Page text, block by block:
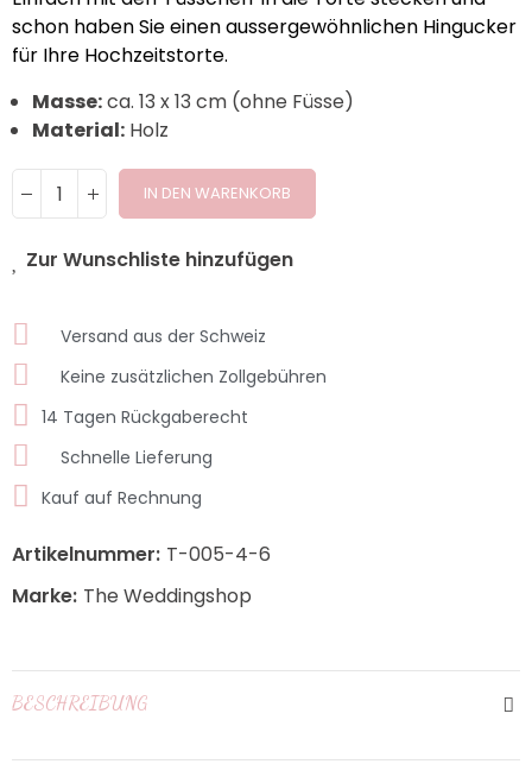
schon haben Sie einen aussergewöhnlichen Hingucker
für Ihre Hochzeitstorte.
Masse:ca. 13 x 13 cm (ohne Füsse)
Material: Holz
IN DEN WARENKORB
Zur Wunschliste hinzufügen
Versand aus der Schweiz
Keine zusätzlichen Zollgebühren
14 Tagen Rückgaberecht
Schnelle Lieferung
Kauf auf Rechnung
Artikelnummer: T-005-4-6
Marke: The Weddingshop
BESCHREIBUNG